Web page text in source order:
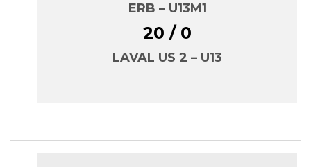
ERB – U13M1
20 / 0
LAVAL US 2 – U13